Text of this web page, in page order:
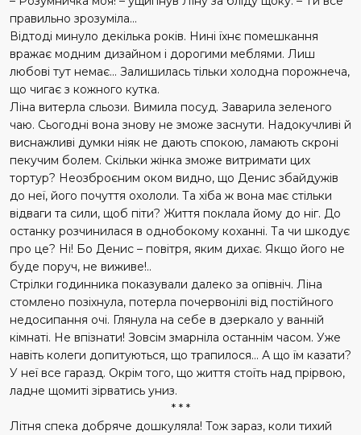
правильно зрозуміла...
Відтоді минуло декілька років. Нині їхнє помешкання
вражає модним дизайном і дорогими меблями. Лиш
любові тут немає... Залишилась тільки холодна порожнеча,
що чигає з кожного кутка.
Ліна витерла сльози. Вимила посуд. Заварила зеленого
чаю. Сьогодні вона знову не зможе заснути. Надокучливі й
виснажливі думки ніяк не дають спокою, ламають скроні
пекучим болем. Скільки жінка зможе витримати цих
тортур? Неозброєним оком видно, що Денис збайдужів
до неї, його почуття охололи. Та хіба ж вона має стільки
відваги та сили, щоб піти? Життя поклала йому до ніг. До
останку розчинилася в однобокому коханні. Та чи шкодує
про це? Ні! Бо Денис – повітря, яким дихає. Якщо його не
буде поруч, не виживе!..
Стрілки годинника показували далеко за опівніч. Ліна
стомлено позіхнула, потерла почервонілі від постійного
недосипання очі. Глянула на себе в дзеркало у ванній
кімнаті. Не впізнати! Зовсім змарніла останнім часом. Уже
навіть колеги допитуються, що трапилося... А що їм казати?
У неї все гаразд. Окрім того, що життя стоїть над прірвою,
ладне щомиті зірватись униз.
* * *
Літня спека добряче дошкуляла! Тож зараз, коли тихий